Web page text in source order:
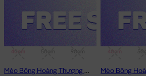
Mèo Bông Hoàng Thượng Cosplay Thỏ Hồng